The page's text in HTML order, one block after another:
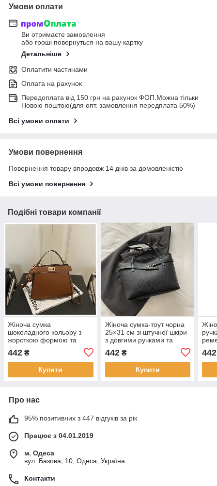
Умови оплати
Ви отримаєте замовлення
або гроші повернуться на вашу картку
Детальніше
Оплатити частинами
Оплата на рахунок
Передоплата від 150 грн на рахунок ФОП.Можна тільки
Новою поштою(для опт. замовлення передплата 50%)
Всі умови оплати
Умови повернення
Повернення товару впродовж 14 днів за домовленістю
Всі умови повернення
Подібні товари компанії
Жіноча сумка
шоколадного кольору з
жорсткою формою та
мініформат 16×20,5 см,
штучна шкіра KAY
442 ₴
Купити
Жіноча сумка-тоут чорна
25×31 см зі штучної шкіри
з довгими ручками та
декоративними ремінцями
KAY
442₴
Купити
442
Про нас
95% позитивних з 447 відгуків за рік
Працює з 04.01.2019
м. Одеса
вул. Базова, 10, Одеса, Україна
Контакти